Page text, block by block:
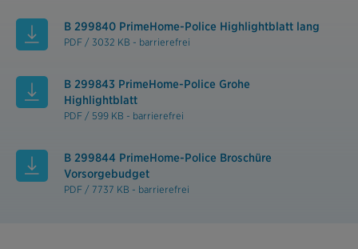
B 299840 PrimeHome-Police Highlightblatt lang
PDF / 3032 KB - barrierefrei
B 299843 PrimeHome-Police Grohe
Highlightblatt
PDF / 599 KB - barrierefrei
B 299844 PrimeHome-Police Broschüre
Vorsorgebudget
PDF / 7737 KB - barrierefrei